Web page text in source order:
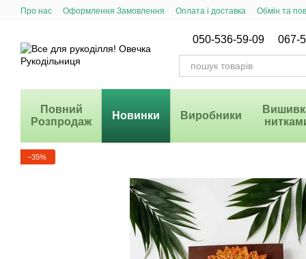
Перейти до основного контенту
Про нас Оформлення Замовлення Оплата і доставка
Обмін та
050-536-59-09 067-
Повний
Розпродаж
Новинки Виробники
−35%